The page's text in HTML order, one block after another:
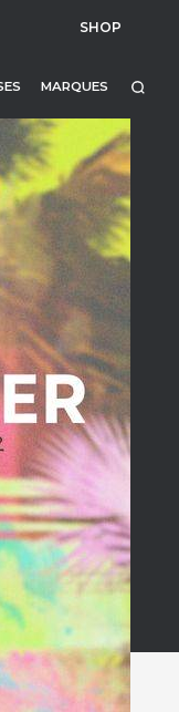
SHOP
MARQUES